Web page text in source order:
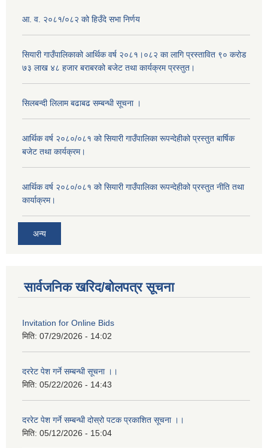
आ. व. २०८१/०८२ को हिउँदे सभा निर्णय
सियारी गाउँपालिकाको आर्थिक वर्ष २०८१।०८२ का लागि प्रस्तावित ९० करोड
७३ लाख ४८ हजार बराबरको बजेट तथा कार्यक्रम प्रस्तुत।
सिलबन्दी लिलाम बढाबढ सम्बन्धी सूचना ।
आर्थिक वर्ष २०८०/०८१ को सियारी गाउँपालिका रूपन्देहीको प्रस्तुत बार्षिक
बजेट तथा कार्यक्रम।
आर्थिक वर्ष २०८०/०८१ को सियारी गाउँपालिका रूपन्देहीको प्रस्तुत नीति तथा
कार्याक्रम।
अन्य
सार्वजनिक खरिद/बोलपत्र सूचना
Invitation for Online Bids
मिति: 07/29/2026 - 14:02
दररेट पेश गर्ने सम्बन्धी सूचना ।।
मिति: 05/22/2026 - 14:43
दररेट पेश गर्ने सम्बन्धी दोस्रो पटक प्रकाशित सूचना ।।
मिति: 05/12/2026 - 15:04